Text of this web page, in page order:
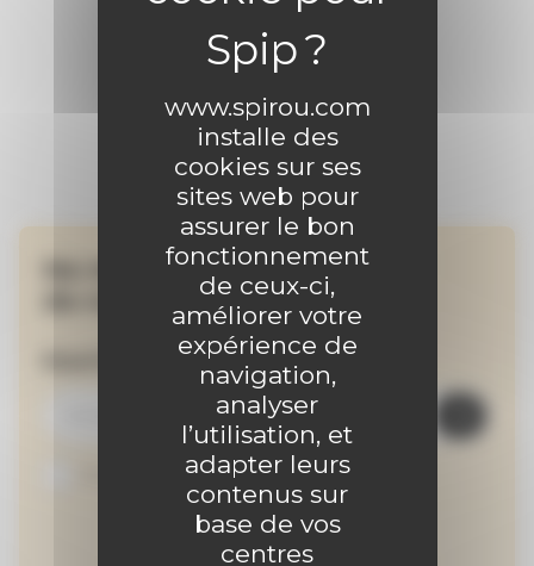
www.spirou.com
installe des
cookies sur ses
sites web pour
assurer le bon
fonctionnement
de ceux-ci,
améliorer votre
expérience de
navigation,
analyser
l’utilisation, et
adapter leurs
contenus sur
base de vos
centres
Ne manquez aucune
de nos actualités !
Inscrivez-vous à la newsletter
Je suis abonné au site